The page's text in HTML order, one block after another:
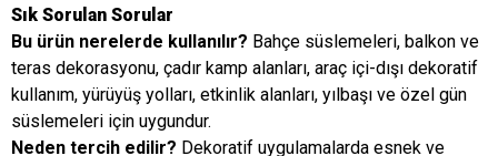
Sık Sorulan Sorular
Bu ürün nerelerde kullanılır? Bahçe süslemeleri, balkon ve
teras dekorasyonu, çadır kamp alanları, araç içi-dışı dekoratif
kullanım, yürüyüş yolları, etkinlik alanları, yılbaşı ve özel gün
süslemeleri için uygundur.
Neden tercih edilir? Dekoratif uygulamalarda esnek ve